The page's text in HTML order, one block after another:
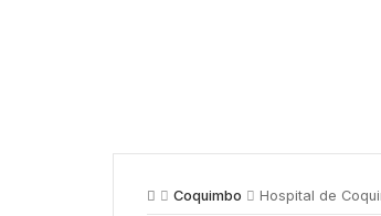
Coquimbo Hospital de